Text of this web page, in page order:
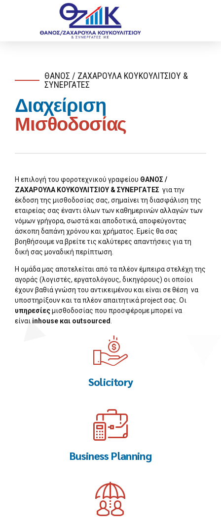
ΘΑΝΟΣ / ΖΑΧΑΡΟΥΛΑ ΚΟΥΚΟΥΛΙΤΣΙΟΥ &
ΣΥΝΕΡΓΑΤΕΣ
Διαχείριση
Μισθοδοσίας
Η επιλογή του φοροτεχνικού γραφείου ΘΑΝΟΣ /
ΖΑΧΑΡΟΥΛΑ ΚΟΥΚΟΥΛΙΤΣΙΟΥ & ΣΥΝΕΡΓΑΤΕΣ για την
έκδοση της μισθοδοσίας σας, σημαίνει τη διασφάλιση της
εταιρείας σας έναντι όλων των καθημερινών αλλαγών των
νόμων γρήγορα, σωστά και αποδοτικά, αποφεύγοντας
άσκοπη δαπάνη χρόνου και χρήματος. Εμείς θα σας
βοηθήσουμε να βρείτε τις καλύτερες απαντήσεις για τη
δική σας μοναδική περίπτωση.
Η ομάδα μας αποτελείται από τα πλέον έμπειρα στελέχη της
αγοράς (λογιστές, εργατολόγους, δικηγόρους) οι οποίοι
έχουν βαθιά γνώση του αντικειμένου και είναι σε θέση να
υποστηρίξουν και τα πλέον απαιτητικά project σας. Οι
υπηρεσίεςμισθοδοσίας που προσφέρομε μπορεί να
είναι inhouse και outsourced
Solicitory
Business Planning